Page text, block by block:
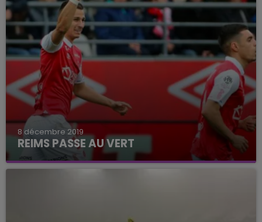
8 décembre 2019
REIMS PASSE AU VERT
Le Stade de Reims domine Saint-Etienne et
revient dans la première partie du classement